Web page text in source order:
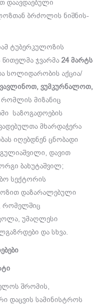
დაავდაებული
ბრძოლის ნიშნის-
ტუბერკულოზის
ჯვარმა 24 მარტს
სოლიდარობის აქცია/
ვუმკურნალოთ,
რომლის მიზანიც
საზოგადოების
მხარდაჭერა
იღებდნენ ცნობადი
გულიაშვილი, დავით
ბახუტაშვილ;
სექტორის
დაზარალებული
რომელშიც
უმაღლესი
და სხვა.
შრომის,
დაცვის სამინისტროს